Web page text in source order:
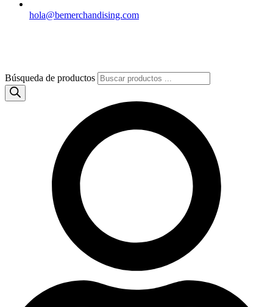
hola@bemerchandising.com
Búsqueda de productos